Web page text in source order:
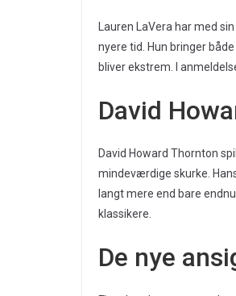
Lauren LaVera har med
nyere tid. Hun bringer
bliver ekstrem. I
David
David Howard Thornton
mindeværdige skurke.
langt mere end bare
klassikere.
De nye